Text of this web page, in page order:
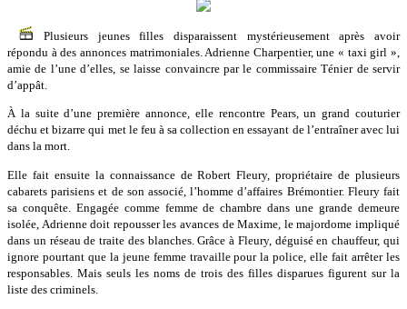
Plusieurs jeunes filles disparaissent mystérieusement après avoir
répondu à des annonces matrimoniales. Adrienne Charpentier, une « taxi girl »,
amie de l’une d’elles, se laisse convaincre par le commissaire Ténier de servir
d’appât.
À la suite d’une première annonce, elle rencontre Pears, un grand couturier
déchu et bizarre qui met le feu à sa collection en essayant de l’entraîner avec lui
dans la mort.
Elle fait ensuite la connaissance de Robert Fleury, propriétaire de plusieurs
cabarets parisiens et de son associé, l’homme d’affaires Brémontier. Fleury fait
sa conquête. Engagée comme femme de chambre dans une grande demeure
isolée, Adrienne doit repousser les avances de Maxime, le majordome impliqué
dans un réseau de traite des blanches. Grâce à Fleury, déguisé en chauffeur, qui
ignore pourtant que la jeune femme travaille pour la police, elle fait arrêter les
responsables. Mais seuls les noms de trois des filles disparues figurent sur la
liste des criminels.